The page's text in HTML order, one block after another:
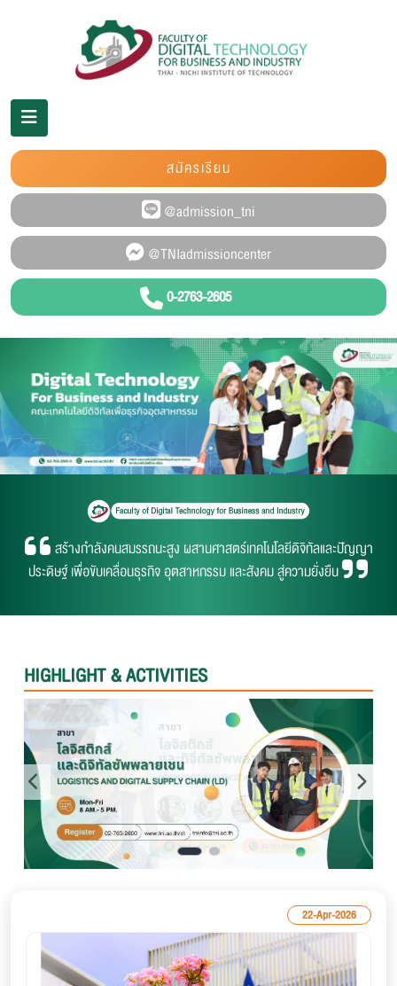
0-2763-2605
สมัครเรียน
สร้างกำลังคนสมรรถนะสูง ผสานศาสตร์เทคโนโลยีดิจิทัลและปัญญา
ประดิษฐ์ เพื่อขับเคลื่อนธุรกิจ อุตสาหกรรม และสังคม สู่ความยั่งยืน
HIGHLIGHT & ACTIVITIES
22-Apr-2026